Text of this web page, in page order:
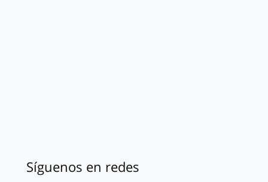
Síguenos en redes